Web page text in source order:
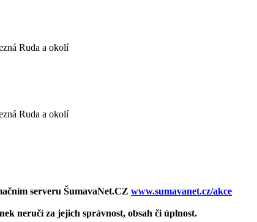
Ruda a okolí
Ruda a okolí
serveru ŠumavaNet.CZ www.sumavanet.cz/akce
neručí za jejich správnost, obsah či úplnost.